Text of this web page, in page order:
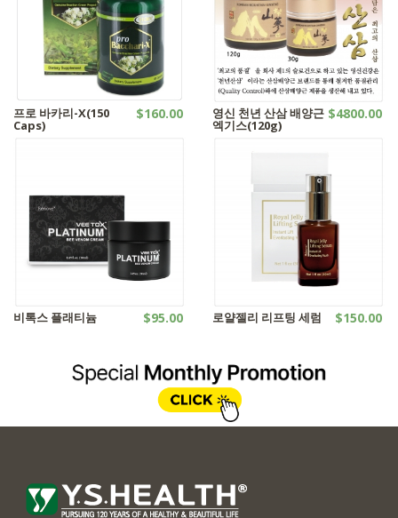
프로 바카리-X(150
Caps)
$160.00 영신 천년 산삼 배양근
엑기스(120g)
$4800.00
비톡스 플래티늄 $95.00 로얄젤리 리프팅 세럼 $150.00